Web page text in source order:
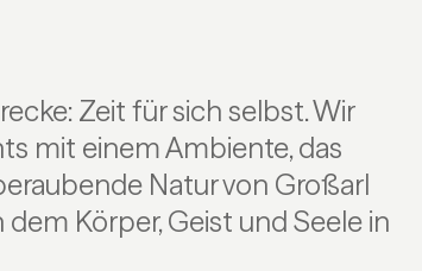
Zeit für sich selbst. Wir
mit einem Ambiente, das
Natur von Großarl
Körper, Geist und Seele in